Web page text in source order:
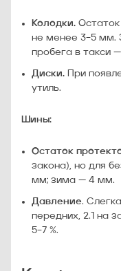
Колодки.
не менее 3–5 мм.
пробега в такси
Диски. При
утиль.
Шины:
Остаток
закона), но для
мм; зима — 4 мм.
Давление.
передних, 2.1 на
5–7 %.